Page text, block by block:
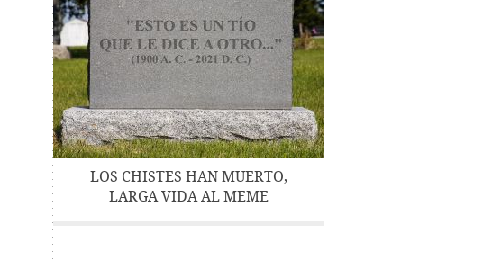
LOS CHISTES HAN MUERTO,
LARGA VIDA AL MEME